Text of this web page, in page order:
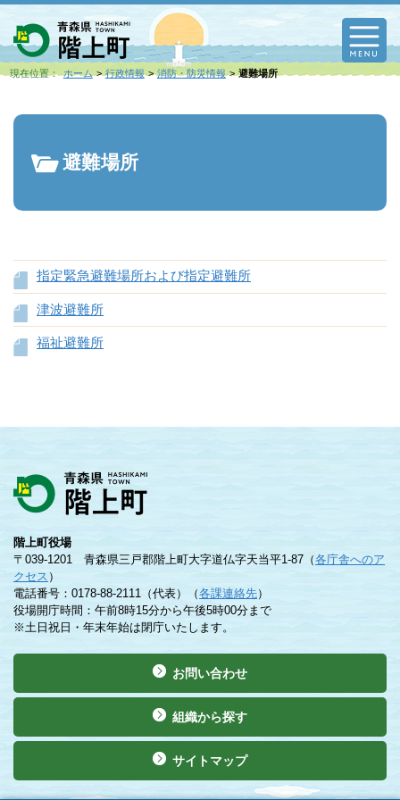
現在位置： ホーム 行政情報 消防・防災情報 避難場所
避難場所
指定緊急避難場所および指定避難所
津波避難所
福祉避難所
階上町役場
〒039-1201 青森県三戸郡階上町大字道仏字天当平1-87（各庁舎へのア
クセス ）
電話番号：0178-88-2111（代表）（各課連絡先）
役場開庁時間：午前8時15分から午後5時00分まで
※土日祝日・年末年始は閉庁いたします。
お問い合わせ
組織から探す
サイトマップ